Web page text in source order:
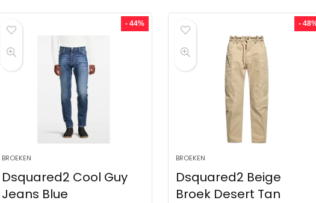
- 44%
BROEKEN
Dsquared2 Cool Guy
Jeans Blue
-
BROEKEN
Dsquared2 Beige
Broek Desert Tan